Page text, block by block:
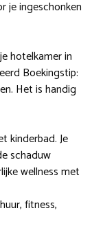
je ingeschonken
hotelkamer in
Boekingstip:
Het is handig
kinderbad. Je
schaduw
wellness met
fitness,